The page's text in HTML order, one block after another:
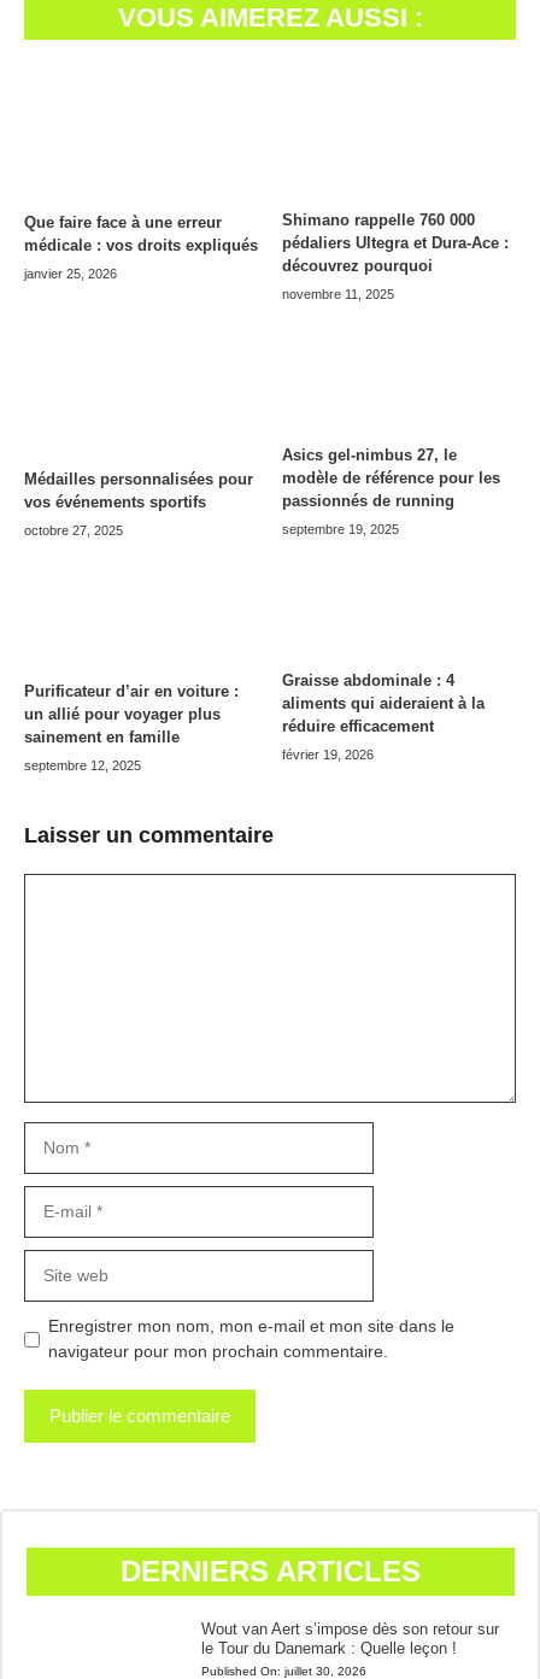
VOUS AIMEREZ AUSSI :
Que faire face à une erreur
médicale : vos droits expliqués
janvier 25, 2026
Shimano rappelle 760 000
pédaliers Ultegra et Dura-Ace :
découvrez pourquoi
novembre 11, 2025
Médailles personnalisées pour
vos événements sportifs
octobre 27, 2025
Asics gel-nimbus 27, le
modèle de référence pour les
passionnés de running
septembre 19, 2025
Purificateur d’air en voiture :
un allié pour voyager plus
sainement en famille
septembre 12, 2025
Graisse abdominale : 4
aliments qui aideraient à la
réduire efficacement
février 19, 2026
Laisser un commentaire
mail
web
Enregistrer mon nom, mon e-mail et mon site dans le
navigateur pour mon prochain commentaire.
DERNIERS ARTICLES
Wout van Aert s’impose dès son retour sur
le Tour du Danemark : Quelle leçon !
Published On: juillet 30, 2026